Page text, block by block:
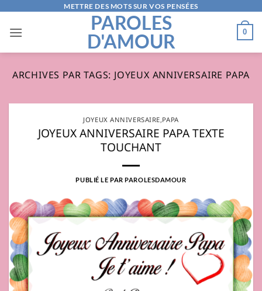
contenu
METTRE DES MOTS SUR VOS PENSÉES
PAROLES
D'AMOUR
0
ARCHIVES PAR TAGS: JOYEUX ANNIVERSAIRE PAPA
JOYEUX ANNIVERSAIRE,PAPA
JOYEUX ANNIVERSAIRE PAPA TEXTE
TOUCHANT
PUBLIÉ LEPARPAROLESDAMOUR